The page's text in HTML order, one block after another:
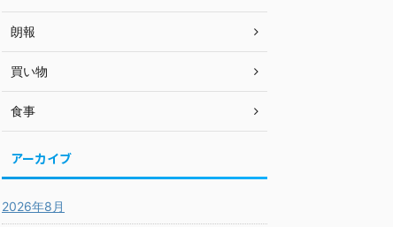
朗報
買い物
食事
アーカイブ
2026年8月